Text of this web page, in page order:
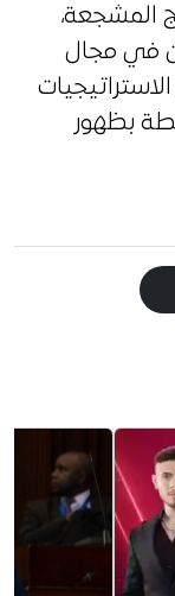
المشجعة،
في مجال
بظهور